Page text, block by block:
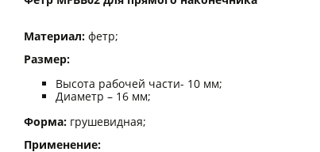
Материал: фетр;
Размер:
Высота рабочей части- 10 мм;
Диаметр – 16 мм;
Форма: грушевидная;
Применение: